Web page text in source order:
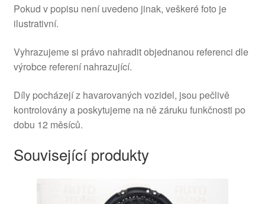
Pokud v popisu není uvedeno jinak, veškeré foto je
ilustrativní.
Vyhrazujeme si právo nahradit objednanou referenci dle
výrobce referení nahrazující.
Díly pocházejí z havarovaných vozidel, jsou pečlivě
kontrolovány a poskytujeme na ně záruku funkčnosti po
dobu 12 měsíců.
Související produkty